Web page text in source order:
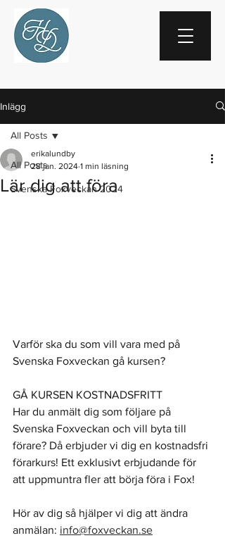
Inlägg
All Posts
Svenska Foxveckan 2024
All Posts
Lär dig att föra
erikalundby
28 jan. 2024 1 min läsning
Varför ska du som vill vara med på
Svenska Foxveckan gå kursen?
GÅ KURSEN KOSTNADSFRITT
Har du anmält dig som följare på
Svenska Foxveckan och vill byta till
förare? Då erbjuder vi dig en kostnadsfri
förarkurs! Ett exklusivt erbjudande för
att uppmuntra fler att börja föra i Fox!
Hör av dig så hjälper vi dig att ändra
anmälan: info@foxveckan.se